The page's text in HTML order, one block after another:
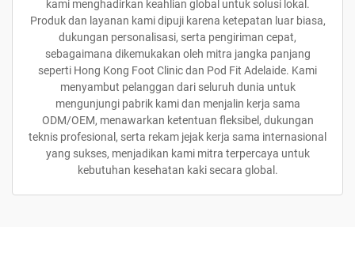
kami menghadirkan keahlian global untuk solusi lokal.
Produk dan layanan kami dipuji karena ketepatan luar biasa,
dukungan personalisasi, serta pengiriman cepat,
sebagaimana dikemukakan oleh mitra jangka panjang
seperti Hong Kong Foot Clinic dan Pod Fit Adelaide. Kami
menyambut pelanggan dari seluruh dunia untuk
mengunjungi pabrik kami dan menjalin kerja sama
ODM/OEM, menawarkan ketentuan fleksibel, dukungan
teknis profesional, serta rekam jejak kerja sama internasional
yang sukses, menjadikan kami mitra terpercaya untuk
kebutuhan kesehatan kaki secara global.